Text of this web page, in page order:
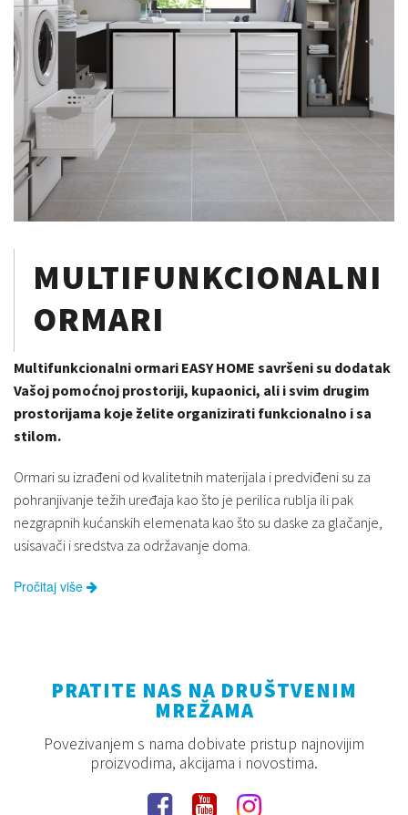
MULTIFUNKCIONALNI
ORMARI
Multifunkcionalni ormari EASY HOME savršeni su dodatak
Vašoj pomoćnoj prostoriji, kupaonici, ali i svim drugim
prostorijama koje želite organizirati funkcionalno i sa
stilom.
Ormari su izrađeni od kvalitetnih materijala i predviđeni su za
pohranjivanje težih uređaja kao što je perilica rublja ili pak
nezgrapnih kućanskih elemenata kao što su daske za glačanje,
usisavači i sredstva za održavanje doma.
Pročitaj više
PRATITE NAS NA DRUŠTVENIM
MREŽAMA
Povezivanjem s nama dobivate pristup najnovijim
proizvodima, akcijama i novostima.